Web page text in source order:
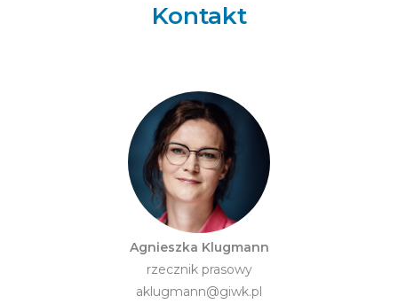
Kontakt
Agnieszka Klugmann
rzecznik prasowy
aklugmann@giwk.pl